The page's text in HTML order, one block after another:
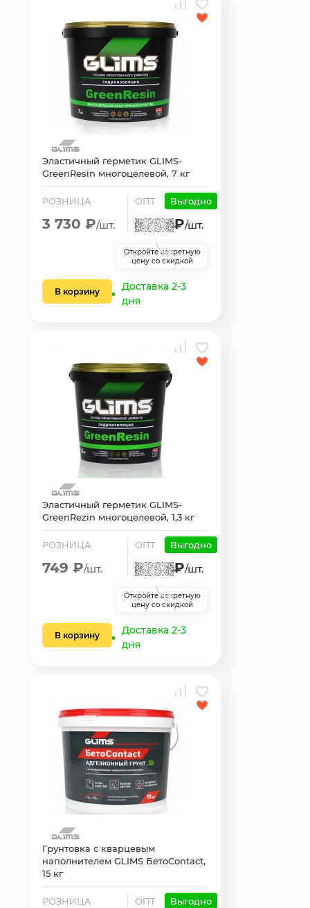
Эластичный герметик GLIMS-
GreenResin многоцелевой, 7 кг
РОЗНИЦА
3 730 ₽/шт.
ОПТ Выгодно
₽/шт.
Откройте секретную
цену со скидкой
В корзину
Доставка 2-3
дня
Эластичный герметик GLIMS-
GreenRezin многоцелевой, 1,3 кг
РОЗНИЦА
749 ₽/шт.
ОПТ Выгодно
₽/шт.
Откройте секретную
цену со скидкой
В корзину
Доставка 2-3
дня
Грунтовка с кварцевым
наполнителем GLIMS БетоContact,
15 кг
РОЗНИЦА ОПТ Выгодно